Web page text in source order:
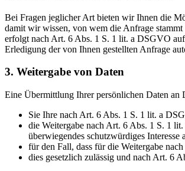
Bei Fragen jeglicher Art bieten wir Ihnen die
damit wir wissen, von wem die Anfrage
erfolgt nach Art. 6 Abs. 1 S. 1 lit. a DSGVO
Erledigung der von Ihnen gestellten Anfrage
3. Weitergabe von Daten
Eine Übermittlung Ihrer persönlichen Daten an
Sie Ihre nach Art. 6 Abs. 1 S. 1 lit. a
die Weitergabe nach Art. 6 Abs. 1 S. 1
überwiegendes schutzwürdiges
für den Fall, dass für die Weitergabe
dies gesetzlich zulässig und nach Art. 6